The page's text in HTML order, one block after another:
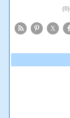
(0)
X